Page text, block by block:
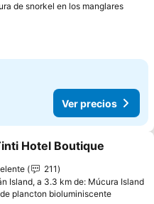
de snorkel en los manglaresVer
Ver precios
a favoritos
Hotel Boutique
211
Island, a 3.3 km de: Múcura Island
plancton bioluminiscenteVer